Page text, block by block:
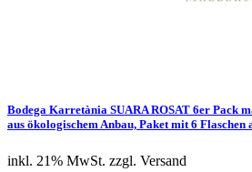
Bodega Karretània SUARA ROSAT 6er Pack
aus ökologischem Anbau, Paket mit 6 Flaschen
inkl. 21% MwSt. zzgl. Versand